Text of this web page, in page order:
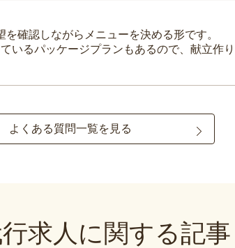
確認しながらメニューを決める形です。
いるパッケージプランもあるので、献立作
よくある質問一覧を見る
求人に関する記事